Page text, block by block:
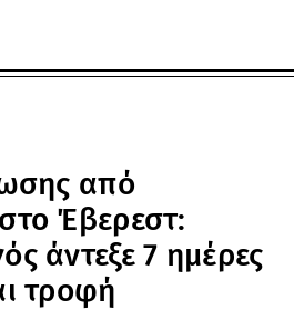
από
Έβερεστ:
άντεξε 7 ημέρες
τροφή